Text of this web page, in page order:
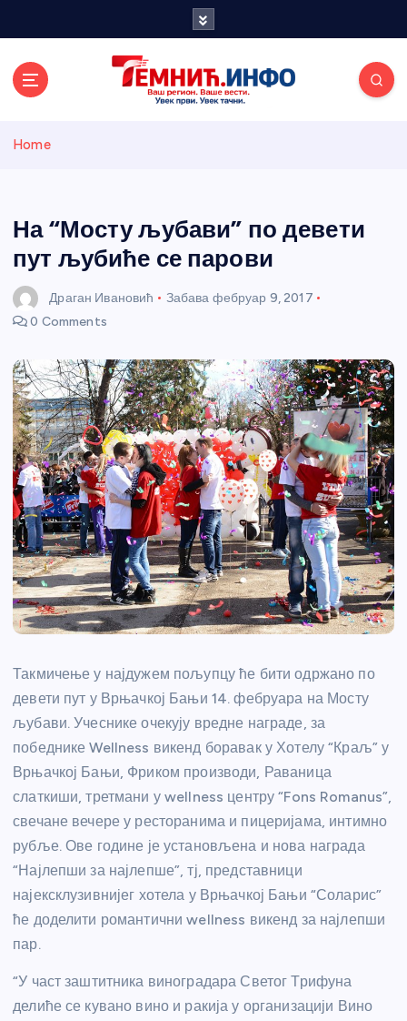
и портал
Home
На “Мосту љубави” по девети
пут љубиће се парови
Драган Ивановић Забава фебруар 9, 2017
0 Comments
Такмичење у најдужем пољупцу ће бити одржано по
девети пут у Врњачкој Бањи 14. фебруара на Мосту
љубави. Учеснике очекују вредне награде, за
победнике Wellness викенд боравак у Хотелу “Краљ” у
Врњачкој Бањи, Фриком производи, Раваница
слаткиши, третмани у wellness центру “Fons Romanus”,
свечане вечере у ресторанима и пицеријама, интимно
рубље. Ове године је установљена и нова награда
“Најлепши за најлепше”, тј, представници
најексклузивнијег хотела у Врњачкој Бањи “Соларис”
ће доделити романтични wellness викенд за најлепши
пар.
“У част заштитника виноградара Светог Трифуна
делиће се кувано вино и ракија у организацији Вино